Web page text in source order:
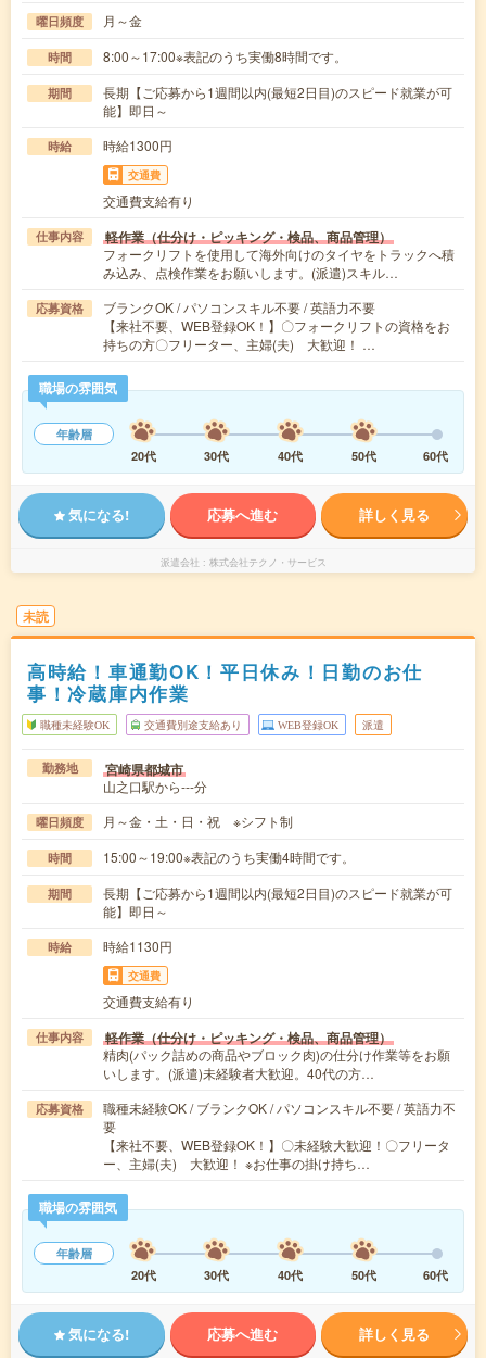
曜日頻度 月～金
時間 8:00～17:00※表記のうち実働8時間です。
期間
長期【ご応募から1週間以内(最短2日目)のスピード就業が可
能】即日～
時給 時給1300円
交通費
交通費支給有り
仕事内容 軽作業（仕分け・ピッキング・検品、商品管理）
フォークリフトを使用して海外向けのタイヤをトラックへ積
み込み、点検作業をお願いします。(派遣)スキル…
応募資格
ブランクOK / パソコンスキル不要 / 英語力不要
【来社不要、WEB登録OK！】〇フォークリフトの資格をお
持ちの方〇フリーター、主婦(夫) 大歓迎！ …
職場の雰囲気
年齢層
20代
30代 40代 50代 60代
気になる! 応募へ進む 詳しく見る
派遣会社 株式会社テクノ・サービス
未読
高時給！車通勤OK！平日休み！日勤のお仕
事！冷蔵庫内作業
職種未経験OK 交通費別途支給あり WEB登録OK 派遣
勤務地 宮崎県都城市
山之口駅から---分
曜日頻度 月～金・土・日・祝 ※シフト制
時間 15:00～19:00※表記のうち実働4時間です。
期間
長期【ご応募から1週間以内(最短2日目)のスピード就業が可
能】即日～
時給 時給1130円
交通費
交通費支給有り
仕事内容 軽作業（仕分け・ピッキング・検品、商品管理）
精肉(パック詰めの商品やブロック肉)の仕分け作業等をお願
いします。(派遣)未経験者大歓迎。40代の方…
応募資格
職種未経験OK / ブランクOK / パソコンスキル不要 / 英語力不
要
【来社不要、WEB登録OK！】〇未経験大歓迎！〇フリータ
ー、主婦(夫) 大歓迎！ ※お仕事の掛け持ち…
職場の雰囲気
年齢層
20代
30代 40代 50代 60代
気になる! 応募へ進む 詳しく見る